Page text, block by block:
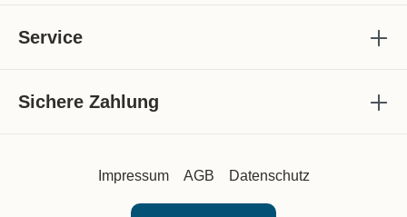
Service
Sichere Zahlung
Impressum AGB Datenschutz